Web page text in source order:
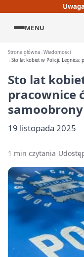
MENU
Strona główna Wiadomości
Sto lat kobiet w Policji. Legnica:
Sto lat
pracownice
samoobrony
19 listopada 2025
1 min czytania